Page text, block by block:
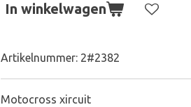
In winkelwagen
Artikelnummer: 2#2382
Motocross xircuit